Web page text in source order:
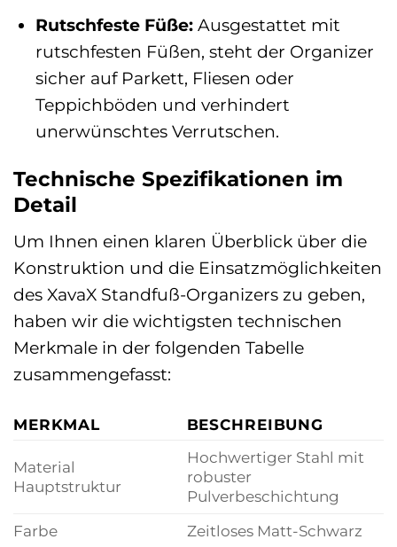
Rutschfeste Füße:Ausgestattet mit
rutschfesten Füßen, steht der Organizer
sicher auf Parkett, Fliesen oder
Teppichböden und verhindert
unerwünschtes Verrutschen.
Technische Spezifikationen im
Detail
Um Ihnen einen klaren Überblick über die
Konstruktion und die Einsatzmöglichkeiten
des XavaX Standfuß-Organizers zu geben,
haben wir die wichtigsten technischen
Merkmale in der folgenden Tabelle
zusammengefasst:
MERKMAL BESCHREIBUNG
Material
Hauptstruktur
Hochwertiger Stahl mit
robuster
Pulverbeschichtung
Farbe
Zeitloses Matt-Schwarz